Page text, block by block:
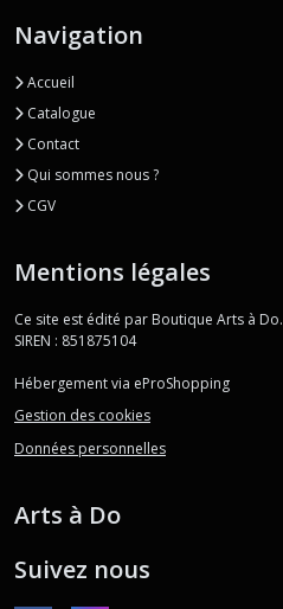
Navigation
Accueil
Catalogue
Contact
Qui sommes nous ?
CGV
Mentions légales
Ce site est édité par Boutique Arts à Do.
SIREN : 851875104
Hébergement via eProShopping
Gestion des cookies
Données personnelles
Arts à Do
Suivez nous